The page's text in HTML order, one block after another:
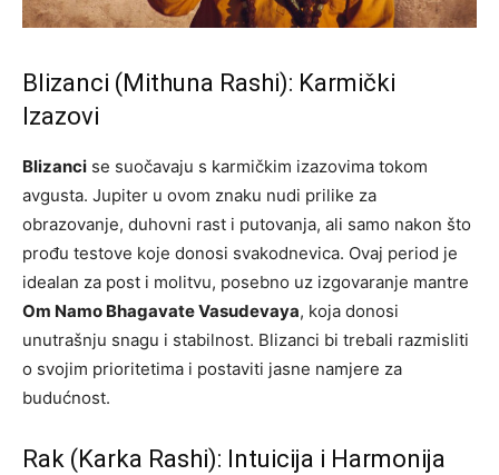
Blizanci (Mithuna Rashi): Karmički
Izazovi
Blizanci se suočavaju s karmičkim izazovima tokom
avgusta. Jupiter u ovom znaku nudi prilike za
obrazovanje, duhovni rast i putovanja, ali samo nakon što
prođu testove koje donosi svakodnevica. Ovaj period je
idealan za post i molitvu, posebno uz izgovaranje mantre
Om Namo Bhagavate Vasudevaya, koja donosi
unutrašnju snagu i stabilnost. Blizanci bi trebali razmisliti
o svojim prioritetima i postaviti jasne namjere za
budućnost.
Rak (Karka Rashi): Intuicija i Harmonija